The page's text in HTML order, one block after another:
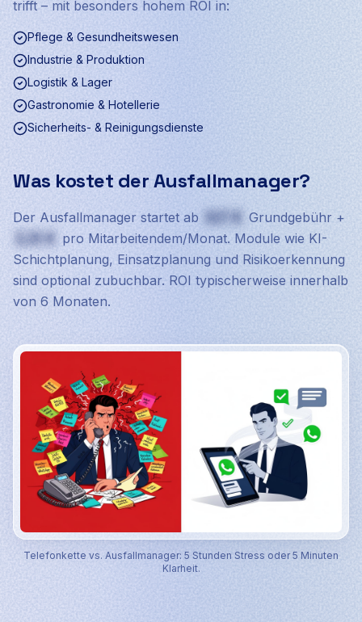
trifft – mit besonders hohem ROI in:
Pflege & Gesundheitswesen
Industrie & Produktion
Logistik & Lager
Gastronomie & Hotellerie
Sicherheits- & Reinigungsdienste
Was kostet der Ausfallmanager?
Der Ausfallmanager startet ab 527 €
Grundgebühr +
2,25 €
pro Mitarbeitendem/Monat. Module wie KI-
Schichtplanung, Einsatzplanung und Risikoerkennung
sind optional zubuchbar. ROI typischerweise innerhalb
von 6 Monaten.
Telefonkette vs. Ausfallmanager: 5 Stunden Stress oder 5 Minuten
Klarheit.